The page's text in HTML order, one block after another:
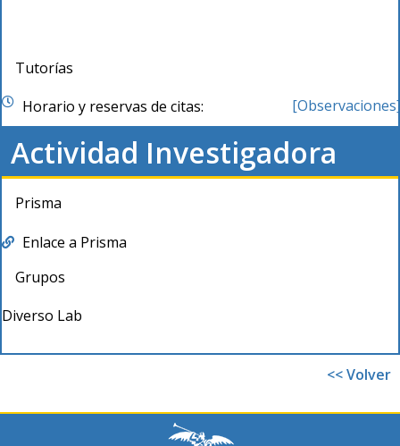
Tutorías
Horario y reservas de citas:
[Observaciones]
Actividad Investigadora
Prisma
Enlace a Prisma
Grupos
Diverso Lab
<< Volver